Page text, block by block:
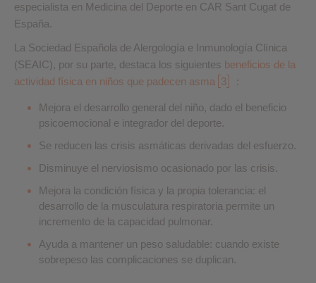
especialista en Medicina del Deporte en CAR Sant Cugat de
España.
La Sociedad Española de Alergología e Inmunología Clínica
(SEAIC), por su parte, destaca los siguientes beneficios de la
actividad física en niños que padecen asma 3 :
Mejora el desarrollo general del niño, dado el beneficio
psicoemocional e integrador del deporte.
Se reducen las crisis asmáticas derivadas del esfuerzo.
Disminuye el nerviosismo ocasionado por las crisis.
Mejora la condición física y la propia tolerancia: el
desarrollo de la musculatura respiratoria permite un
incremento de la capacidad pulmonar.
Ayuda a mantener un peso saludable: cuando existe
sobrepeso las complicaciones se duplican.